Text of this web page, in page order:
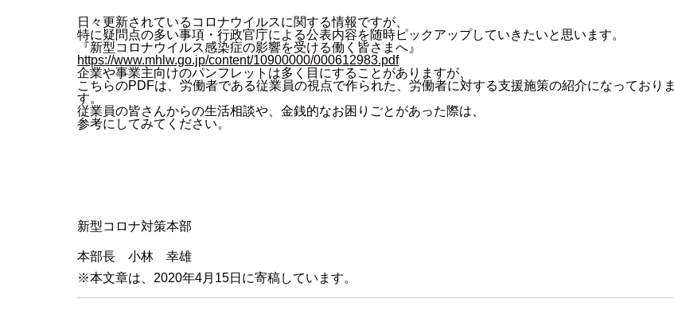
日々更新されているコロナウイルスに関する情報ですが、
特に疑問点の多い事項・行政官庁による公表内容を随時ピックアップしていきたいと思います。
『新型コロナウイルス感染症の影響を受ける働く皆さまへ』
https://www.mhlw.go.jp/content/10900000/000612983.pdf
企業や事業主向けのパンフレットは多く目にすることがありますが、
こちらのPDFは、労働者である従業員の視点で作られた、労働者に対する支援施策の紹介になっておりま
す。
従業員の皆さんからの生活相談や、金銭的なお困りごとがあった際は、
参考にしてみてください。
新型コロナ対策本部
本部長 小林 幸雄
※本文章は、2020年4月15日に寄稿しています。